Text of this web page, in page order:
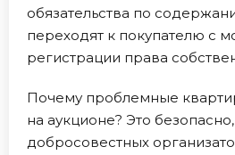
обязательства по
переходят к покупателю с
регистрации права
Почему проблемные
на аукционе? Это
добросовестных